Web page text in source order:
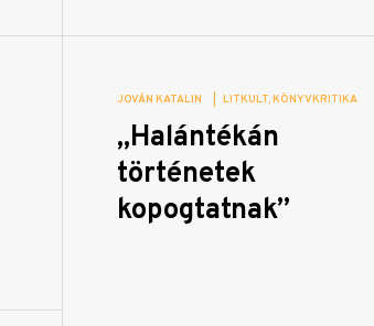
JOVÁN KATALIN LITKULT KÖNYVKRITIKA
„Halántékán
történetek
kopogtatnak”